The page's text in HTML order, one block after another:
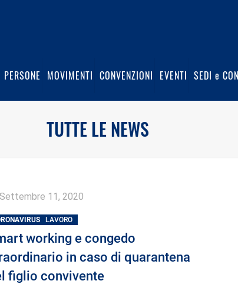
PERSONE MOVIMENTI CONVENZIONI EVENTI SEDI e
TUTTE LE NEWS
Settembre 11, 2020
LAVORO
working e congedo
in caso di quarantena
figlio convivente